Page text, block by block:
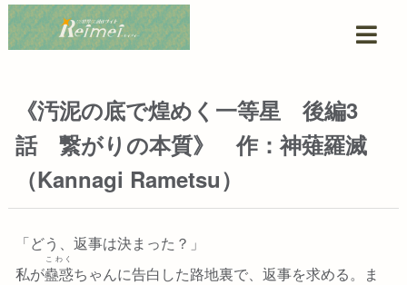
《汚泥の底で煌めく一等星 後編3
話 繋がりの本質》 作：神薙羅滅
（Kannagi Rametsu）
「どう、返事は決まった？」
私が蠱惑
こわく
ちゃんに告白した路地裏で、返事を求める。ま